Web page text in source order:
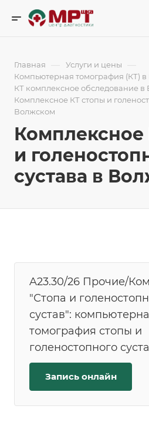
Главная — Услуги и цены —
Компьютерная томография (КТ)
КТ комплексное обследование в
Комплексное КТ стопы и
Волжском
Комплексное
и
сустава в
A23.30/26 Прочие/
"Стопа и
сустав":
томография стопы и
голеностопного
Запись онлайн